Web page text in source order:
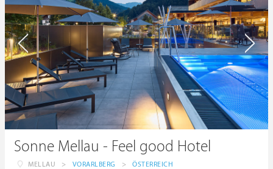
Sonne Mellau - Feel good Hotel
MELLAU > VORARLBERG > ÖSTERREICH